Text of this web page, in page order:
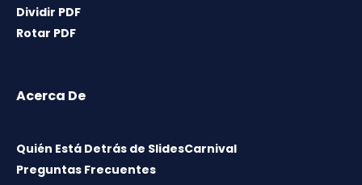
Dividir PDF
Rotar PDF
Acerca De
Quién Está Detrás de SlidesCarnival
Preguntas Frecuentes